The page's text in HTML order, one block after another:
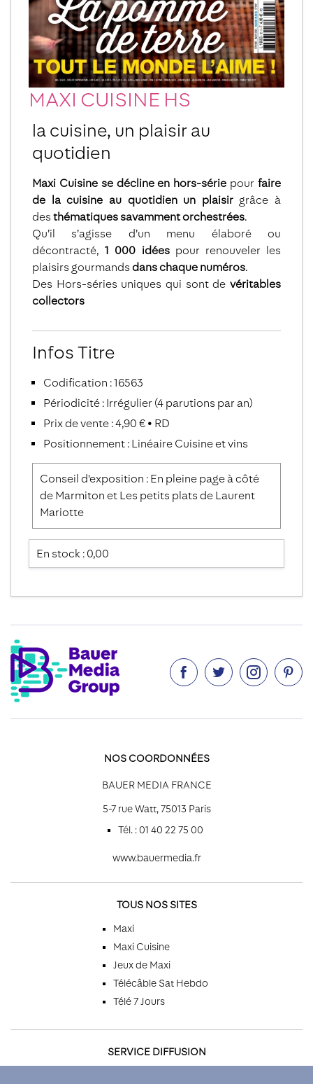
MAXI CUISINE HS
la cuisine, un plaisir au
quotidien
Maxi Cuisine se décline en hors-série pourfaire
de la cuisine au quotidien un plaisirgrâce à
des thématiques savamment orchestrées.
Qu’il s’agisse d’un menu élaboré ou
décontracté,1 000 idéespour renouveler les
plaisirs gourmands dans chaque numéros.
Des Hors-séries uniques qui sont de véritables
collectors
Infos Titre
Codification : 16563
Périodicité : Irrégulier (4 parutions par an)
Prix de vente : 4,90 € • RD
Positionnement : Linéaire Cuisine et vins
Conseil d'exposition : En pleine page à côté
de Marmiton et Les petits plats de Laurent
Mariotte
En stock : 0,00
   
NOS COORDONNÉES
BAUER MEDIA FRANCE
5-7 rue Watt, 75013 Paris
Tél. : 01 40 22 75 00
www.bauermedia.fr
TOUS NOS SITES
Maxi
Maxi Cuisine
Jeux de Maxi
Télécâble Sat Hebdo
Télé 7 Jours
SERVICE DIFFUSION